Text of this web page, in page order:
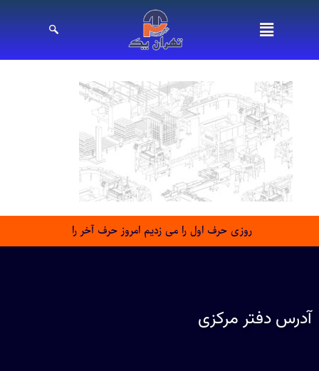
روزی حرف اول را می زدیم امروز حرف آخر را
آدرس دفتر مرکزی